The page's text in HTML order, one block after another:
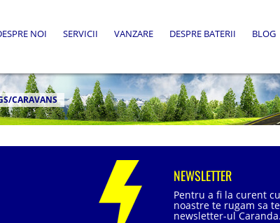
NOI SERVICII VANZARE DESPRE BATERII BLOG
CARAVANS
NEWSLETTER
Pentru a fi la curent
noastre te rugam sa
newsletter-ul Caranda.